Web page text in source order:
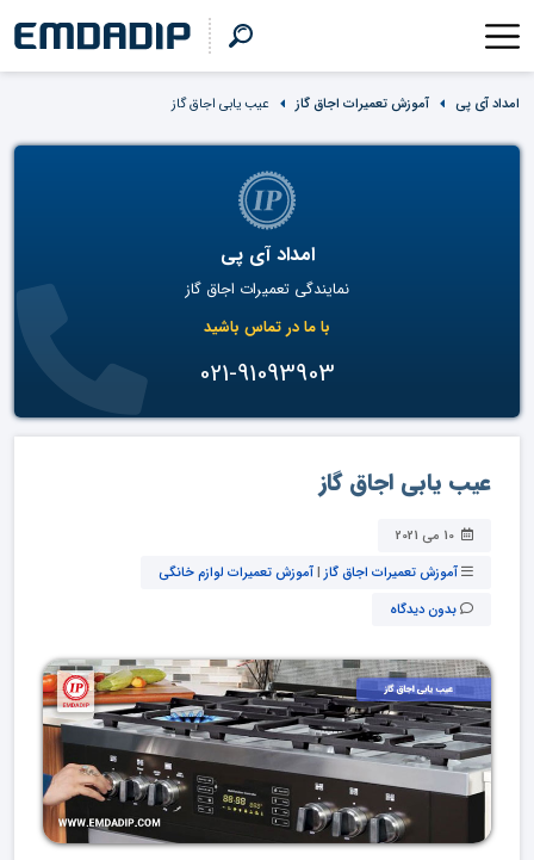
امداد آی پی آموزش تعمیرات اجاق گاز عیب یابی اجاق گاز
امداد آی پی
نمایندگی تعمیرات اجاق گاز
با ما در تماس باشید
021-91093903
عیب یابی اجاق گاز
آموزش تعمیرات اجاق گاز |آموزش تعمیرات لوازم خانگی
بدون دیدگاه